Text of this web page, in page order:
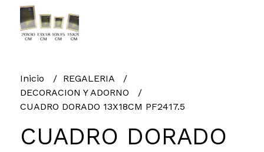
Inicio
REGALERIA
DECORACION Y ADORNO
CUADRO DORADO 13X18CM PF2417.5
CUADRO DORADO